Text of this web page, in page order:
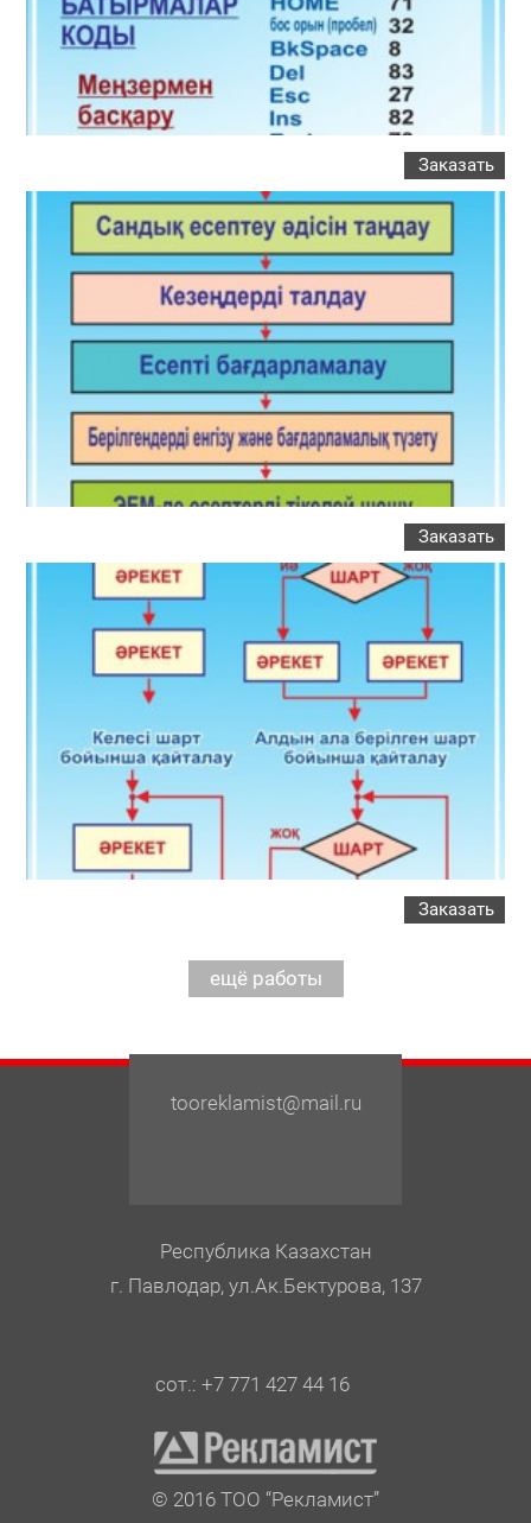
Заказать
Заказать
Заказать
tooreklamist@mail.ru
Республика Казахстан
г. Павлодар, ул.Ак.Бектурова, 137
сот.: +7 771 427 44 16
© 2016 ТОО “Рекламист”